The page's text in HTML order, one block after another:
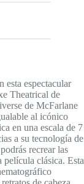
esta espectacular
Theatrical de
de McFarlane
al icónico
en una escala de 7
a su tecnología de
recrear las
película clásica. Esta